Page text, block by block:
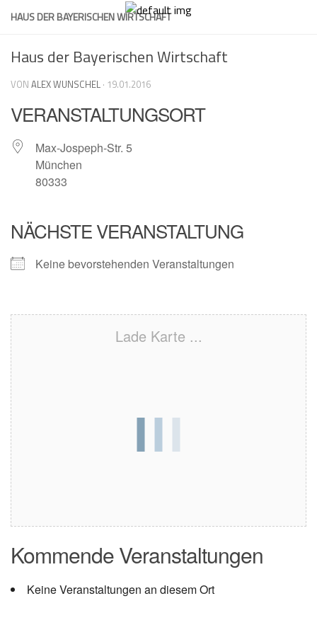
SkipHAUS DER BAYERISCHEN WIRTSCHAFT
Haus der Bayerischen Wirtschaft
VON ALEX WUNSCHEL · 19.01.2016
VERANSTALTUNGSORT
Max-Jospeph-Str. 5
München
80333
NÄCHSTE VERANSTALTUNG
Keine bevorstehenden Veranstaltungen
Lade Karte ...
Kommende Veranstaltungen
Keine Veranstaltungen an diesem Ort